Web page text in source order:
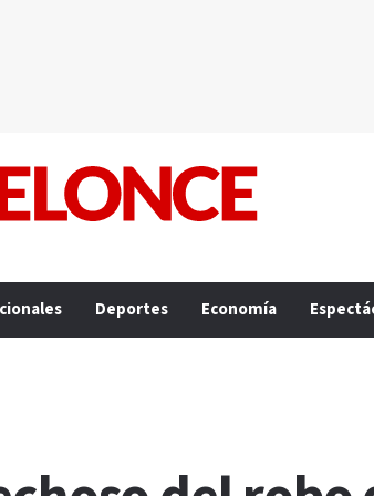
Deportes Economía